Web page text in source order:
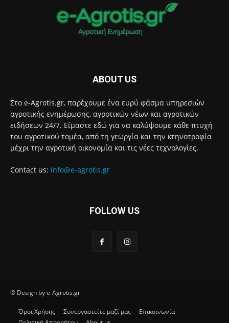
ABOUT US
Στο e-Agrotis.gr, παρέχουμε ένα ευρύ φάσμα υπηρεσιών
αγροτικής ενημέρωσης, αγροτικών νέων και αγροτικών
ειδήσεων 24/7. Είμαστε εδώ για να καλύψουμε κάθε πτυχή
του αγροτικού τομέα, από τη γεωργία και την κτηνοτροφία
μέχρι την αγροτική οικονομία και τις νέες τεχνολογίες.
Contact us: info@e-agrotis.gr
FOLLOW US
© Design by e-Agrotis.gr
Όροι Χρήσης Συνεργαστείτε μαζί μας
Επικοινωνία